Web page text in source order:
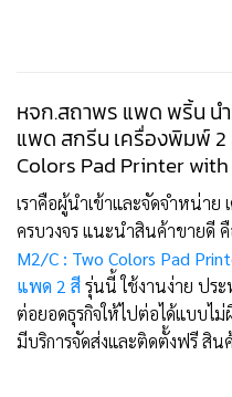
หจก.สถาพร แพด พริ้น น
แพด สกรีน เครื่องพิมพ์ 2
Colors Pad Printer
เราคือผู้นำเข้าและจัดจำหน่า
ครบวงจร แนะนำสินค้าขายดี
M2/C : Two Colors Pad
แพด 2 สีรุ่นนี้ ใช้งานง่าย ป
ต่อยอดธุรกิจให้ไปต่อได้แบบไม่
มีบริการจัดส่งและติดตั้งฟรี สิน